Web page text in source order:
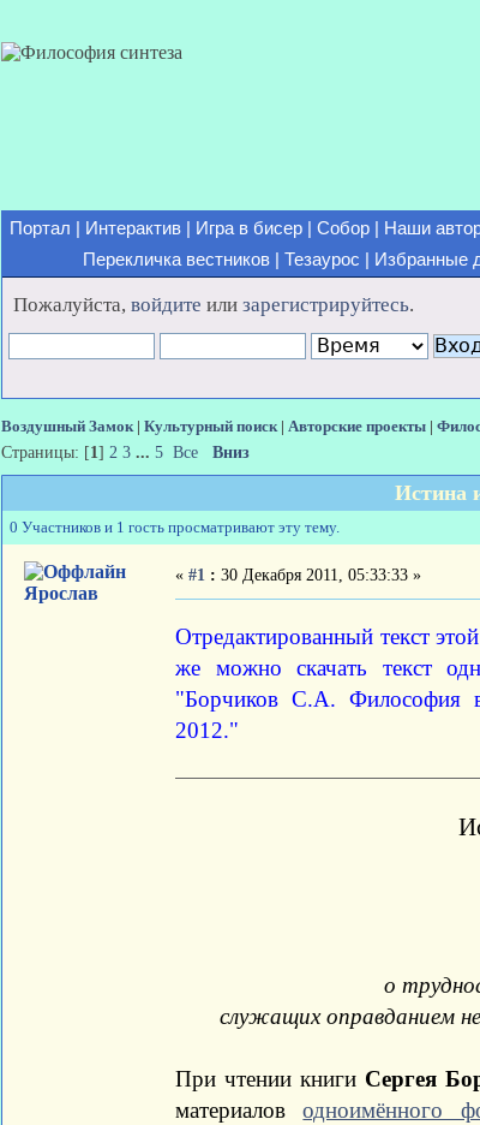
Портал Интерактив| Игра в бисер| Собор| Наши
Перекличка вестников
Тезаурос Избранные
Пожалуйста, войдите или зарегистрируйтесь.
Воздушный Замок| Культурный поиск| Авторские проекты
Страницы: [1] 2 3 ... 5 Все Вниз
Истина
0 Участников и 1 гость просматривают эту тему.
Ярослав
« #1 : 30 Декабря 2011, 05:33:33 »
Отредактированный текст
же можно скачать текст
"Борчиков С.А. Философия
2012."
о
служащих оправданием
При чтении книги Сергея
материаловодноимённого